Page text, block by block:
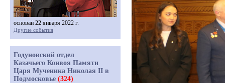
основан 22 января 2022 г.
Другие события
Годуновский отдел
Казачьего Конвоя Памяти
Царя Мученика Николая II в
Подмосковье (324)